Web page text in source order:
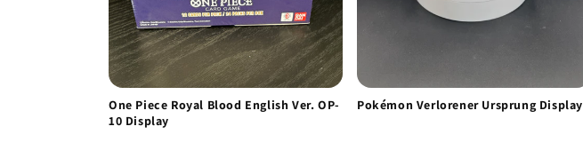
One Piece Royal Blood English Ver. OP-
10 Display
Pokémon Verlorener Ursprung Display